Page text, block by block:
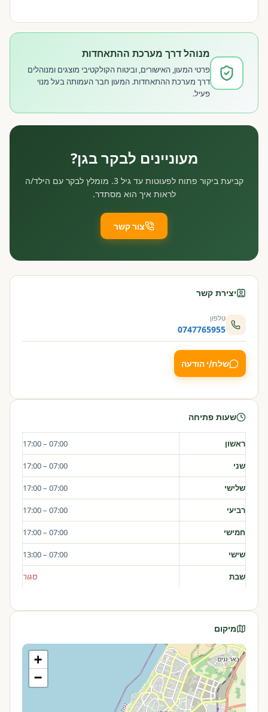
מנוהל דרך מערכת ההתאחדות
פרטי המעון, האישורים, וביטוח הקולקטיבי מוצגים ומנוהלים
דרך מערכת ההתאחדות. המעון חבר העמותה בעל מנוי
פעיל.
מעוניינים לבקר בגן?
קביעת ביקור פתוח לפעוטות עד גיל 3. מומלץ לבקר עם הילד/ה
לראות איך הוא מסתדר.
צור קשר
יצירת קשר
טלפון
0747765955
שלח/י הודעה
שעות פתיחה
ראשון 07:00 – 17:00
שני 07:00 – 17:00
שלישי 07:00 – 17:00
רביעי 07:00 – 17:00
חמישי 07:00 – 17:00
שישי 07:00 – 13:00
שבת סגור
מיקום
+
−